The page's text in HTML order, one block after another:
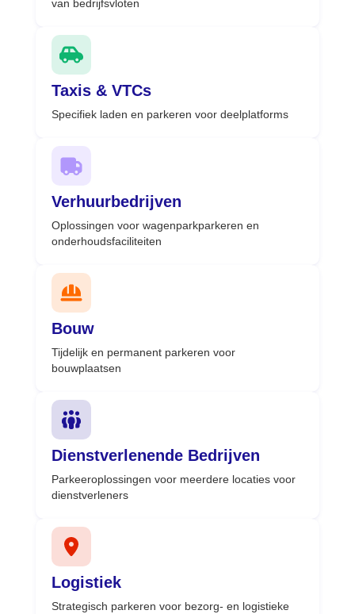
van bedrijfsvloten
Taxis & VTCs
Specifiek laden en parkeren voor deelplatforms
Verhuurbedrijven
Oplossingen voor wagenparkparkeren en
onderhoudsfaciliteiten
Bouw
Tijdelijk en permanent parkeren voor
bouwplaatsen
Dienstverlenende Bedrijven
Parkeeroplossingen voor meerdere locaties voor
dienstverleners
Logistiek
Strategisch parkeren voor bezorg- en logistieke